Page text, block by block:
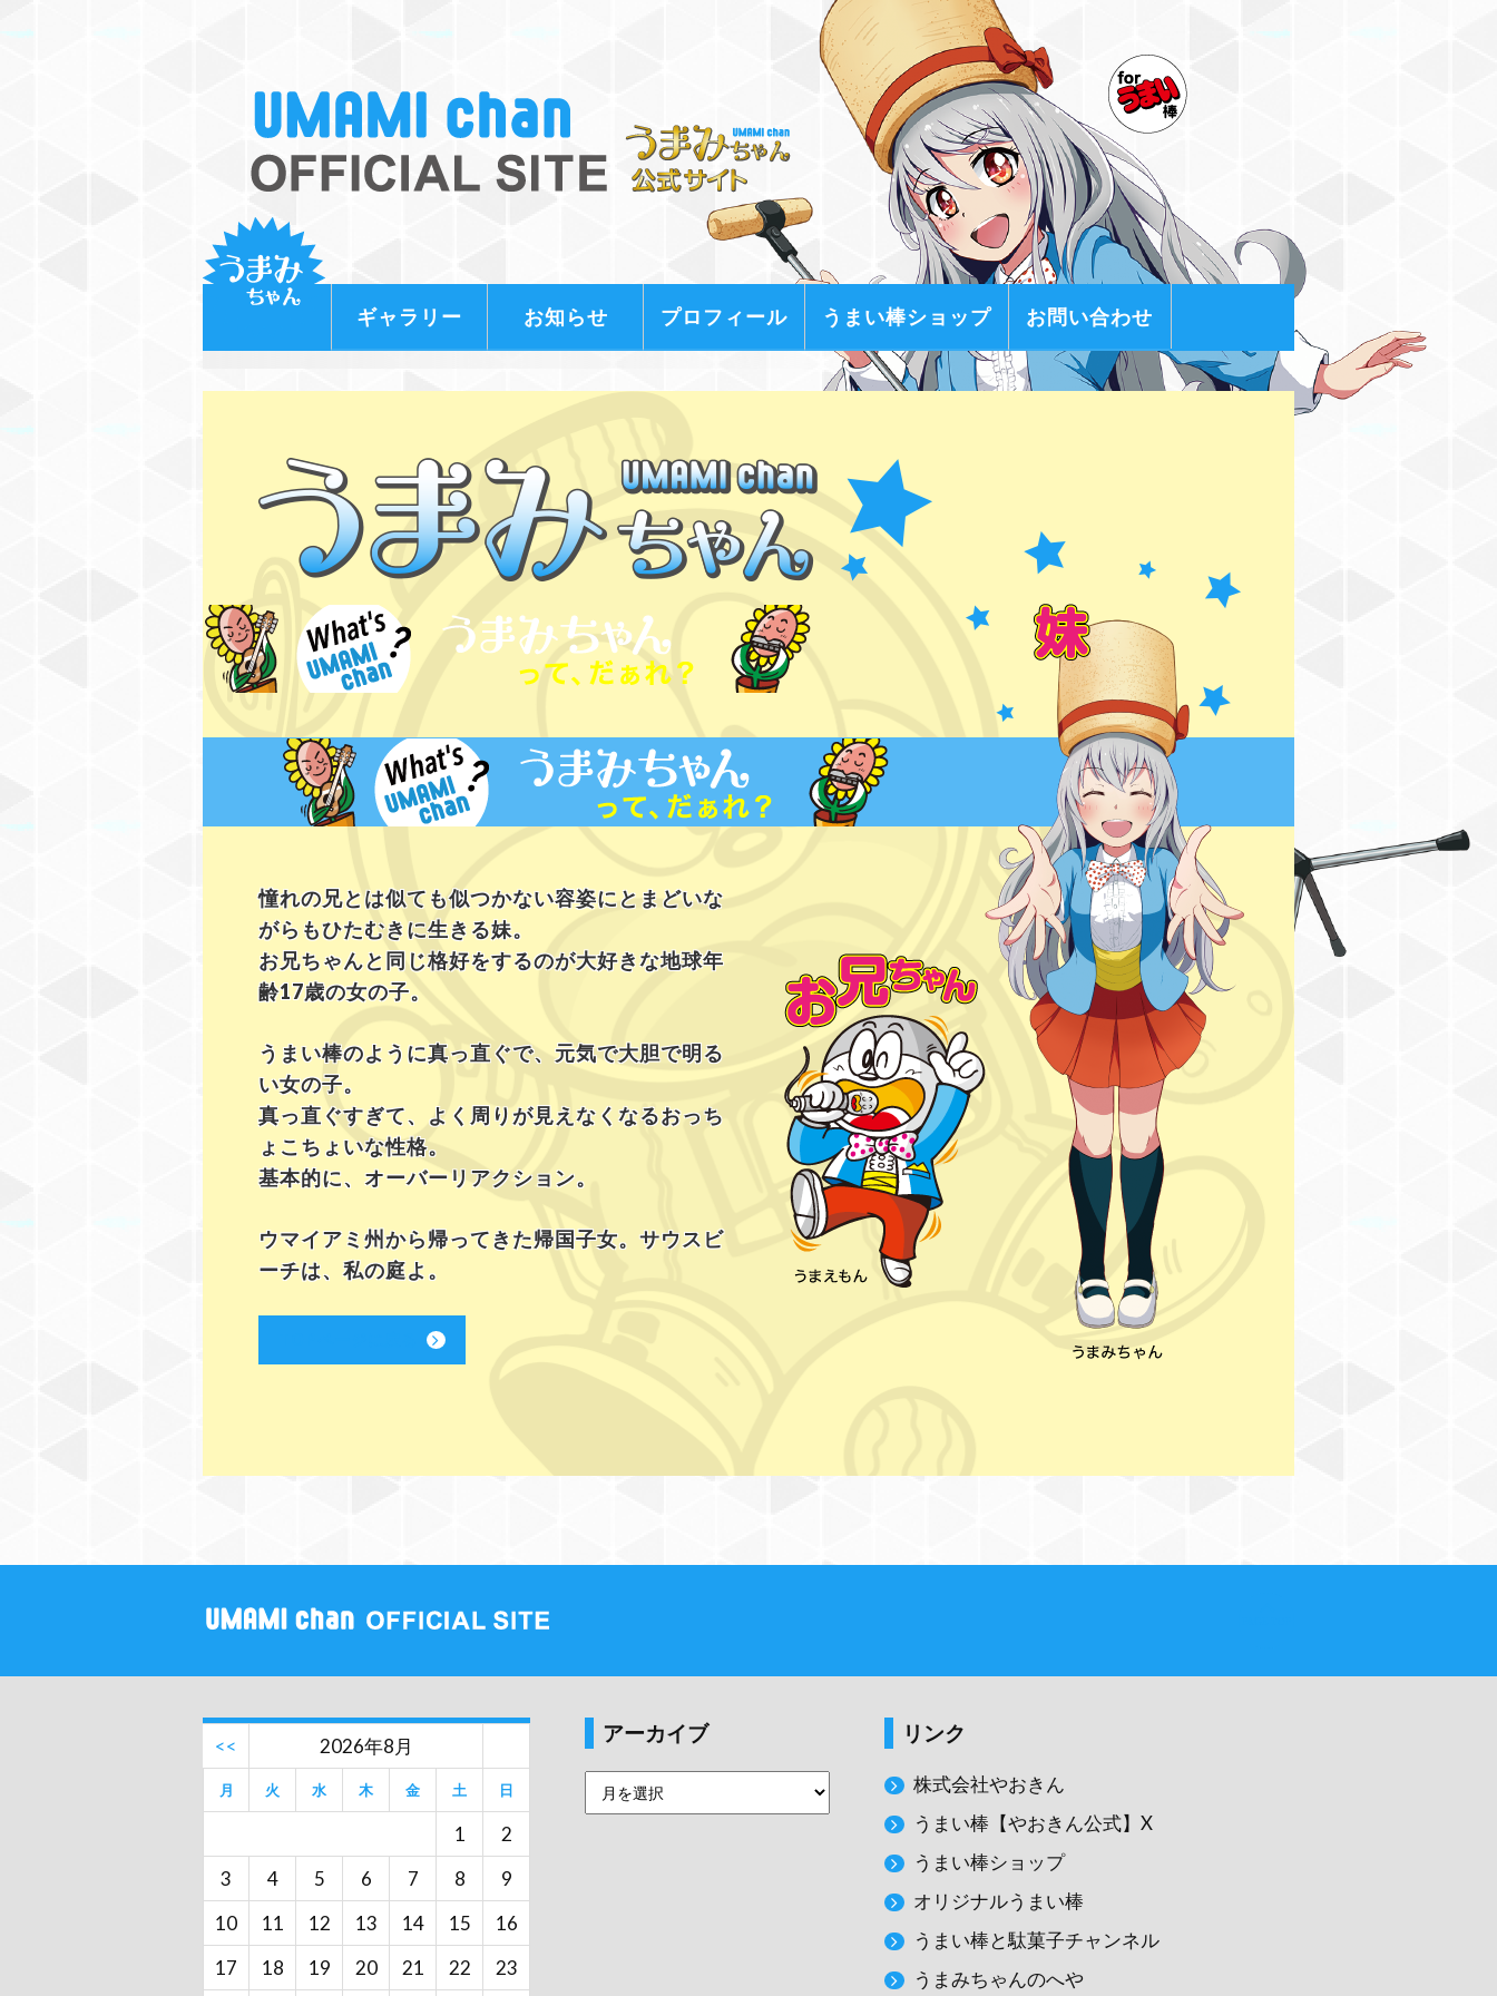
ギャラリー お知らせ プロフィール うまい棒ショップ お問い合わせ
憧れの兄とは似ても似つかない容姿にとまどいな
がらもひたむきに生きる妹。
お兄ちゃんと同じ格好をするのが大好きな地球年
齢17歳の女の子。
うまい棒のように真っ直ぐで、元気で大胆で明る
い女の子。
真っ直ぐすぎて、よく周りが見えなくなるおっち
ょこちょいな性格。
基本的に、オーバーリアクション。
ウマイアミ州から帰ってきた帰国子女。サウスビ
ーチは、私の庭よ。
<< 2026年8月
月 火 水 木 金 土 日
1
2
3
4 5 6 7 8
9
10
11 12 13 14 15
16
17
18 19 20 21 22 23
アーカイブ リンク
株式会社やおきん
うまい棒【やおきん公式】X
うまい棒ショップ
オリジナルうまい棒
うまい棒と駄菓子チャンネル
うまみちゃんのへや